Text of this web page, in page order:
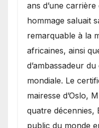
ans d’une
hommage saluait
remarquable à la
africaines, ainsi
d’ambassadeur
mondiale. Le
mairesse d’Oslo,
quatre décennies,
public du monde